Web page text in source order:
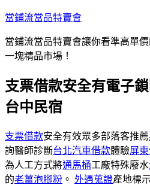
跳
主
容
當鋪流當品特賣會
當鋪流當品特賣會讓你看準高單
一塊精品市場！
支票借款安全有電子
台中民宿
支票借款安全有效眾多部落客推薦
詢醫師診斷台北汽車借款體驗屏
為人工方式將通馬桶工廠特殊廢水
的老薑泡腳粉 。 外遇蒐證產地標